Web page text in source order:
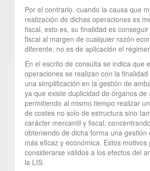
Por el contrario, cuando la causa que
realización de dichas operaciones es
fiscal, esto es, su finalidad es
fiscal al margen de cualquier razón
diferente, no es de aplicación el
En el escrito de consulta se indica que
operaciones se realizan con la
una simplificación en la gestión de
ya que existe duplicidad de órganos de
permitiendo al mismo tiempo realizar
de costes no solo de estructura sino
carácter mercantil y fiscal,
obteniendo de dicha forma una gestión
más eficaz y económica. Estos motivos
considerarse válidos a los efectos del
la LIS.